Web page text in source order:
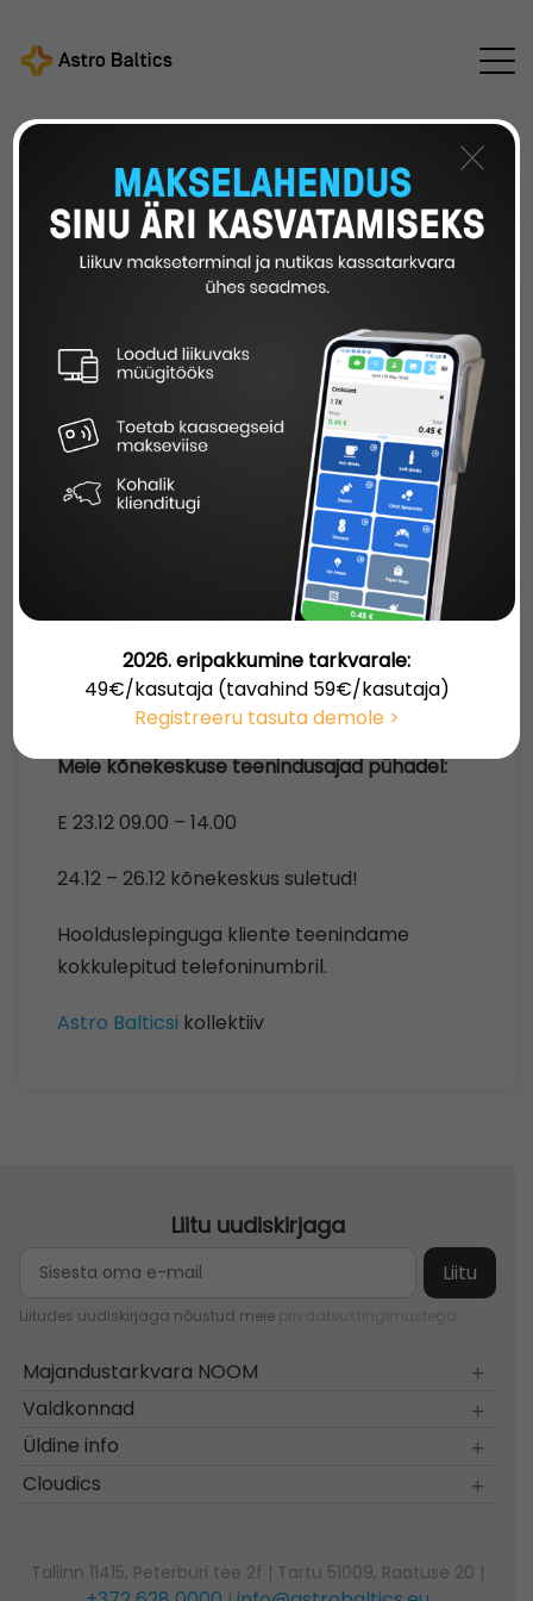
kõnekeskuse teenindusajad pühadel
ASTRO BALTICSI
TEENINDUSAJAD
Soovime kõikidele meie klientidele ja
sõpradele rahulikku jõuluaega!
Meie kõnekeskuse teenindusajad pühadel:
E 23.12 09.00 – 14.00
24.12 – 26.12 kõnekeskus suletud!
Hoolduslepinguga kliente teenindame
kokkulepitud telefoninumbril.
Astro Balticsi kollektiiv
2026. eripakkumine tarkvarale:
49€/kasutaja (tavahind 59€/kasutaja)
Registreeru tasuta demole >
×
Liitu uudiskirjaga
Liitudes uudiskirjaga nõustud meie
Majandustarkvara NOOM
Valdkonnad
Üldine info
Cloudics
Tallinn 11415, Peterburi tee 2f | Tartu 51009, Raatuse 20 |